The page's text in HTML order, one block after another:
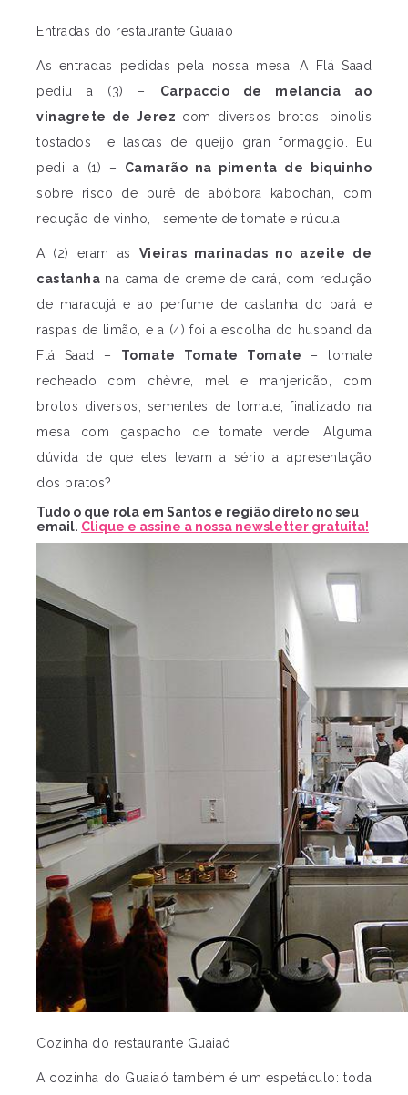
Entradas do restaurante Guaiaó
As entradas pedidas pela nossa mesa: A Flá Saad
pediu a (3) – Carpaccio de melancia ao
vinagrete de Jerez com diversos brotos, pinolis
tostados e lascas de queijo gran formaggio. Eu
pedi a (1) – Camarão na pimenta de biquinho
sobre risco de purê de abóbora kabochan, com
redução de vinho, semente de tomate e rúcula.
A (2) eram as Vieiras marinadas no azeite de
castanha na cama de creme de cará, com redução
de maracujá e ao perfume de castanha do pará e
raspas de limão, e a (4) foi a escolha do husband da
Flá Saad – Tomate Tomate Tomate – tomate
recheado com chèvre, mel e manjericão, com
brotos diversos, sementes de tomate, finalizado na
mesa com gaspacho de tomate verde. Alguma
dúvida de que eles levam a sério a apresentação
dos pratos?
Tudo o que rola em Santos e região direto no seu
email. Clique e assine a nossa newsletter gratuita!
Cozinha do restaurante Guaiaó
A cozinha do Guaiaó também é um espetáculo: toda